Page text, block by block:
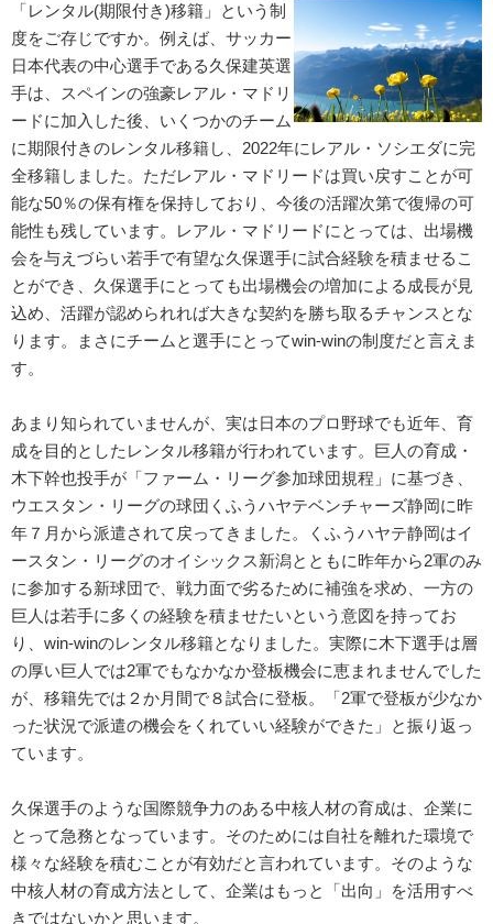
「レンタル(期限付き)移籍」という制
度をご存じですか。例えば、サッカー
日本代表の中心選手である久保建英選
手は、スペインの強豪レアル・マドリ
ードに加入した後、いくつかのチーム
に期限付きのレンタル移籍し、2022年にレアル・ソシエダに完
全移籍しました。ただレアル・マドリードは買い戻すことが可
能な50％の保有権を保持しており、今後の活躍次第で復帰の可
能性も残しています。レアル・マドリードにとっては、出場機
会を与えづらい若手で有望な久保選手に試合経験を積ませるこ
とができ、久保選手にとっても出場機会の増加による成長が見
込め、活躍が認められれば大きな契約を勝ち取るチャンスとな
ります。まさにチームと選手にとってwin-winの制度だと言えま
す。
あまり知られていませんが、実は日本のプロ野球でも近年、育
成を目的としたレンタル移籍が行われています。巨人の育成・
木下幹也投手が「ファーム・リーグ参加球団規程」に基づき、
ウエスタン・リーグの球団くふうハヤテベンチャーズ静岡に昨
年７月から派遣されて戻ってきました。くふうハヤテ静岡はイ
ースタン・リーグのオイシックス新潟とともに昨年から2軍のみ
に参加する新球団で、戦力面で劣るために補強を求め、一方の
巨人は若手に多くの経験を積ませたいという意図を持ってお
り、win-winのレンタル移籍となりました。実際に木下選手は層
の厚い巨人では2軍でもなかなか登板機会に恵まれませんでした
が、移籍先では２か月間で８試合に登板。「2軍で登板が少なか
った状況で派遣の機会をくれていい経験ができた」と振り返っ
ています。
久保選手のような国際競争力のある中核人材の育成は、企業に
とって急務となっています。そのためには自社を離れた環境で
様々な経験を積むことが有効だと言われています。そのような
中核人材の育成方法として、企業はもっと「出向」を活用すべ
きではないかと思います。